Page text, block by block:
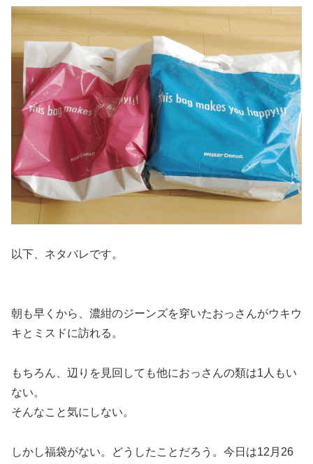
以下、ネタバレです。
朝も早くから、濃紺のジーンズを穿いたおっさんがウキウ
キとミスドに訪れる。
もちろん、辺りを見回しても他におっさんの類は1人もい
ない。
そんなこと気にしない。
しかし福袋がない。どうしたことだろう。今日は12月26